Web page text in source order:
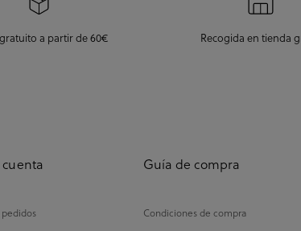
a partir de 60€ Recogida en tienda
Guía de compra
Condiciones de compra